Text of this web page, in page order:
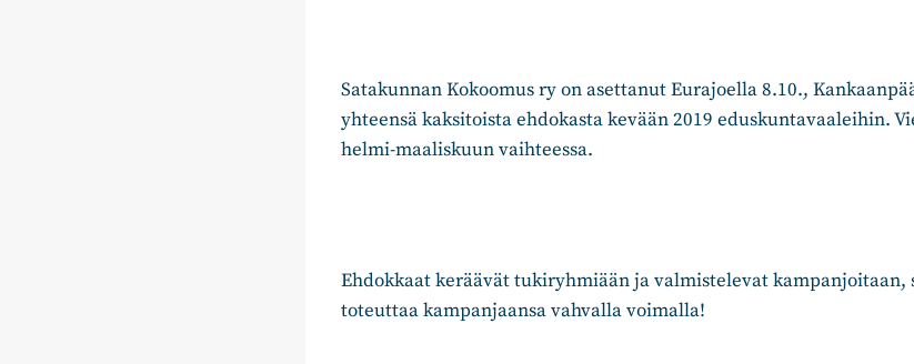
Satakunnan Kokoomus ry on asettanut Eurajoella 8.10.,
yhteensä kaksitoista ehdokasta kevään 2019 eduskuntavaaleihin.
helmi-maaliskuun vaihteessa.
Ehdokkaat keräävät tukiryhmiään ja valmistelevat kampanjoitaan,
toteuttaa kampanjaansa vahvalla voimalla!